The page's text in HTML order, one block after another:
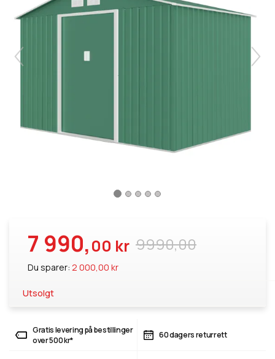
9990,00
7 990,00 kr
Du sparer: 2 000,00 kr
Utsolgt
Gratis levering på bestillinger
over 500 kr*
60 dagers returrett